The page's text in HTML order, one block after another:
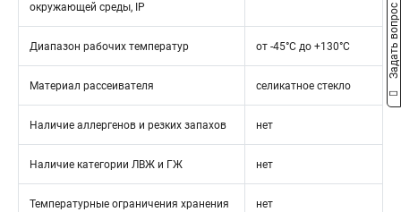
окружающей среды, IP
Диапазон рабочих температур от -45°С до +130°С
Материал рассеивателя селикатное стекло
Наличие аллергенов и резких запахов нет
Наличие категории ЛВЖ и ГЖ нет
Температурные ограничения хранения
нет
Задать вопрос